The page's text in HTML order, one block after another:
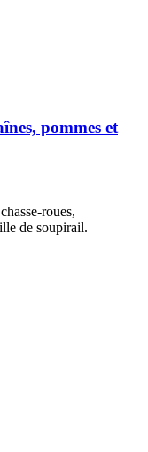
pommes et
roues,
de soupirail.